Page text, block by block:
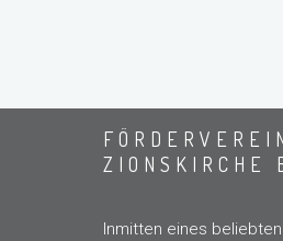
ZIONSKIRCHE
Inmitten eines